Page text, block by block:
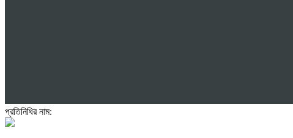
প্রতিনিধির নাম: